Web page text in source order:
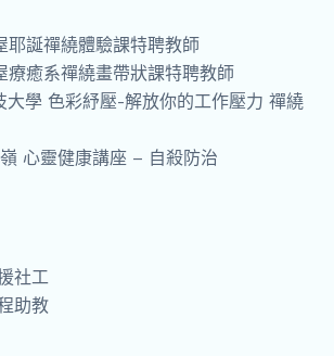
耶誕禪繞體驗課特聘教師
療癒系禪繞畫帶狀課特聘教師
大學 色彩紓壓-解放你的工作壓力 禪繞
心靈健康講座 – 自殺防治
社工
助教